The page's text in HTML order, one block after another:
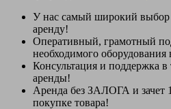
У нас самый широкий выбор
аренду!
Оперативный, грамотный
необходимого оборудования
Консультация и поддержка в
аренды!
Аренда без ЗАЛОГА и зачет
покупке товара!